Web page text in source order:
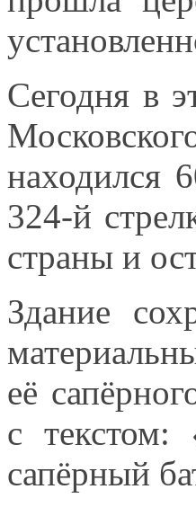
Сегодня в
находился
324-й
страны и
Здание
её
с текстом:
сапёрный